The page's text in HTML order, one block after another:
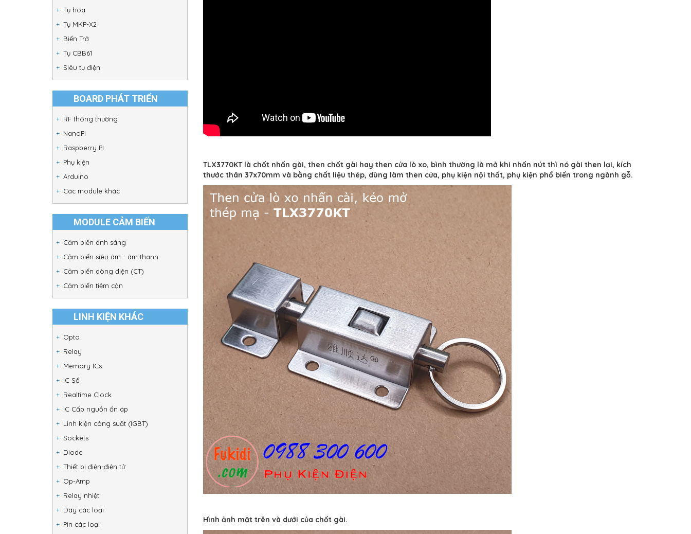
Tụ hóa
Tụ MKP-X2
Biến Trở
Tụ CBB61
Siêu tụ điện
BOARD PHÁT TRIỂN
RF thông thường
NanoPi
Raspberry PI
Phụ kiện
Arduino
Các module khác
MODULE CẢM BIẾN
Cảm biến ánh sáng
Cảm biến siêu âm - âm thanh
Cảm biến dòng điện (CT)
Cảm biến tiệm cận
LINH KIỆN KHÁC
Opto
Relay
Memory ICs
IC Số
Realtime Clock
IC Cấp nguồn ổn áp
Linh kiện công suất (IGBT)
Sockets
Diode
Thiết bị điện-điện tử
Op-Amp
Relay nhiệt
Dây các loại
Pin các loại
TLX3770KT là chốt nhấn gài, then chốt gài hay then cửa lò xo, bình thường là mở khi nhấn nút thì nó gài then lại, kích
thước thân 37x70mm và bằng chất liệu thép, dùng làm then cửa, phụ kiện nội thất, phụ kiện phổ biến trong ngành gỗ.
Hình ảnh mặt trên và dưới của chốt gài.